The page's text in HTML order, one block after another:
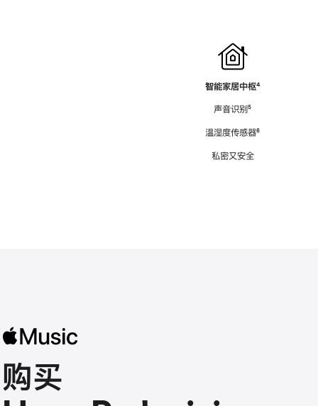
智能家居中枢脚
⁴
声音识别脚
⁵
温湿度传感器脚
⁶
私密又安全
购买